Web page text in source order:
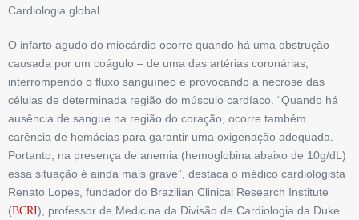
Cardiologia global.
O infarto agudo do miocárdio ocorre quando há uma obstrução –
causada por um coágulo – de uma das artérias coronárias,
interrompendo o fluxo sanguíneo e provocando a necrose das
células de determinada região do músculo cardíaco. “Quando há
ausência de sangue na região do coração, ocorre também
carência de hemácias para garantir uma oxigenação adequada.
Portanto, na presença de anemia (hemoglobina abaixo de 10g/dL)
essa situação é ainda mais grave”, destaca o médico cardiologista
Renato Lopes, fundador do Brazilian Clinical Research Institute
(BCRI), professor de Medicina da Divisão de Cardiologia da Duke